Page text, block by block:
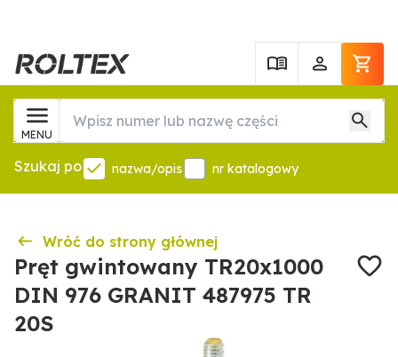
MENU
Szukaj po nazwa/opis nr katalogowy
Wróć do strony głównej
Pręt gwintowany TR20x1000
DIN 976 GRANIT 487975 TR
20S